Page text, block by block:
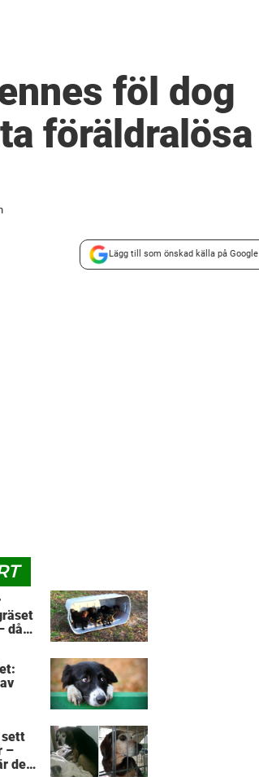
föl dog
föräldralösa
Lägg till som önskad källa på Google
då
sett
–
de